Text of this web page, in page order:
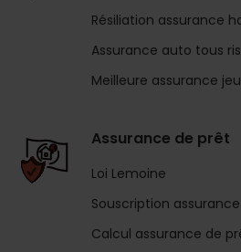
Résiliation assurance
Assurance auto tous
Meilleure assurance
Assurance de prêt
Loi Lemoine
Souscription
Calcul assurance de